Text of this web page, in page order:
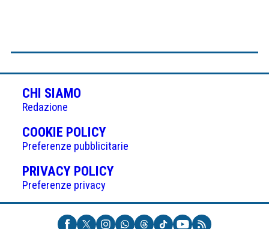
CHI SIAMO
Redazione
COOKIE POLICY(APRE
IN
UNA
NUOVA
Preferenze pubblicitarie
PRIVACY POLICY(APRE
UNA
NUOVA
Preferenze privacy